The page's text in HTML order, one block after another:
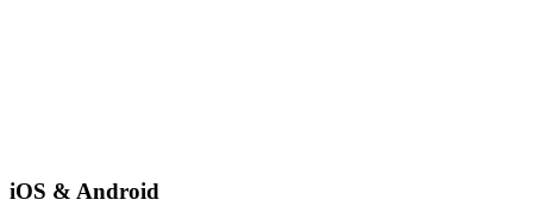
iOS & Android